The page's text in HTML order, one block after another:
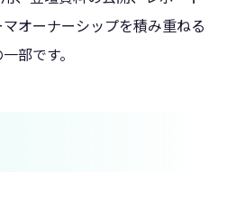
オーナーシップを積み重ねる
部です。